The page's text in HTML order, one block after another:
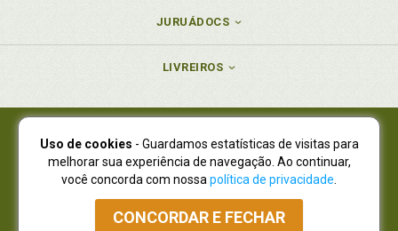
JURUÁDOCS
LIVREIROS
Juruá Editora Ltda., CNPJ 77.535.508/0001-19
Juruá Informática Ltda., CNPJ 01.701.561/0001-80
NOVO ENDEREÇO:R. Flávio Dallegrave, 7665, São Lourenço |
Curitiba - Paraná - CEP 82210-310
Atendimento: (41) 4009-3900|Vendas Atacado: (41) 4009-3939
Uso de cookies - Guardamos estatísticas de visitas para
melhorar sua experiência de navegação. Ao continuar,
você concorda com nossa política de privacidade
CONCORDAR E FECHAR